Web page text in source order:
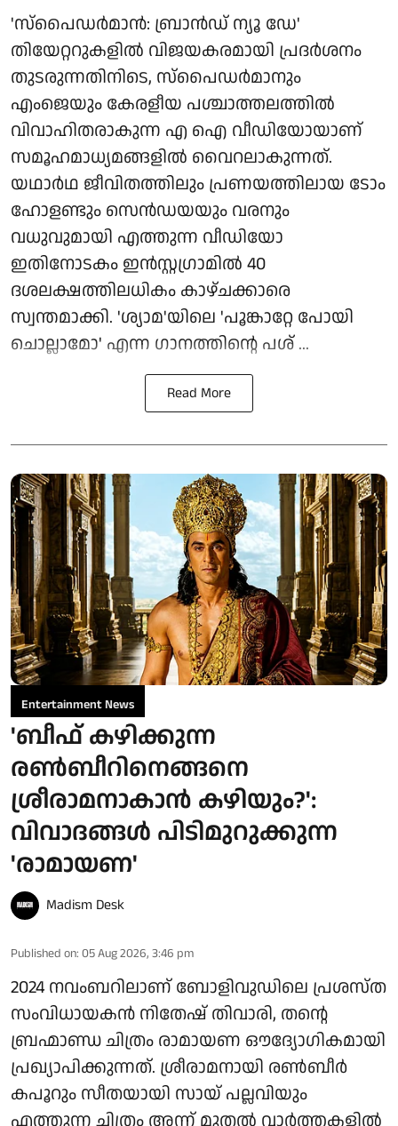
'സ്‌പൈഡർമാൻ: ബ്രാൻഡ് ന്യൂ ഡേ'
തിയേറ്ററുകളിൽ വിജയകരമായി പ്രദർശനം
തുടരുന്നതിനിടെ, സ്പൈഡർമാനും
എംജെയും കേരളീയ പശ്ചാത്തലത്തിൽ
വിവാഹിതരാകുന്ന എ ഐ വീഡിയോയാണ്
സമൂഹമാധ്യമങ്ങളിൽ വൈറലാകുന്നത്.
യഥാർഥ ജീവിതത്തിലും പ്രണയത്തിലായ ടോം
ഹോളണ്ടും സെൻഡയയും വരനും
വധുവുമായി എത്തുന്ന വീഡിയോ
ഇതിനോടകം ഇൻസ്റ്റഗ്രാമിൽ 40
ദശലക്ഷത്തിലധികം കാഴ്ചക്കാരെ
സ്വന്തമാക്കി. 'ശ്യാമ'യിലെ 'പൂങ്കാറ്റേ പോയി
ചൊല്ലാമോ' എന്ന ഗാനത്തിന്റെ പശ് ...
Read More
Entertainment News
'ബീഫ് കഴിക്കുന്ന
രൺബീറിനെങ്ങനെ
ശ്രീരാമനാകാൻ കഴിയും?':
വിവാദങ്ങൾ പിടിമുറുക്കുന്ന
'രാമായണ'
Madism Desk
Published on: 05 Aug 2026, 3:46 pm
2024 നവംബറിലാണ് ബോളിവുഡിലെ പ്രശസ്ത
സംവിധായകൻ നിതേഷ് തിവാരി, തന്റെ
ബ്രഹ്മാണ്ഡ ചിത്രം രാമായണ ഔദ്യോഗികമായി
പ്രഖ്യാപിക്കുന്നത്. ശ്രീരാമനായി രൺബീർ
കപൂറും സീതയായി സായ് പല്ലവിയും
എത്തുന്ന ചിത്രം അന്ന് മുതൽ വാർത്തകളിൽ